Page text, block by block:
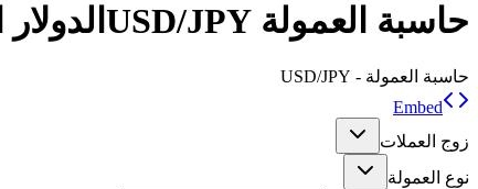
حاسبة العمولة USD/JPY
حاسبة العمولة - USD/JPY
Embed
زوج العملات
نوع العمولة